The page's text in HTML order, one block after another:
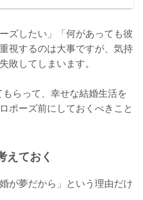
ズしたい」「何があっても彼
視するのは大事ですが、気持
敗してしまいます。
らって、幸せな結婚生活を
ポーズ前にしておくべきこと
えておく
が夢だから」という理由だけ